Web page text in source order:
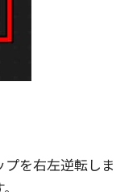
を右左逆転しま